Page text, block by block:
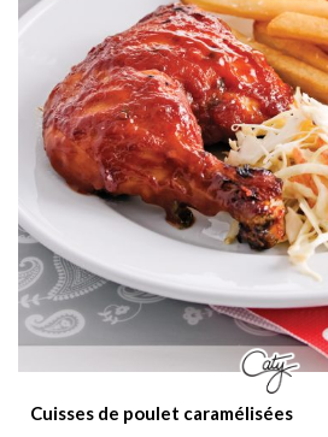
Cuisses de poulet caramélisées